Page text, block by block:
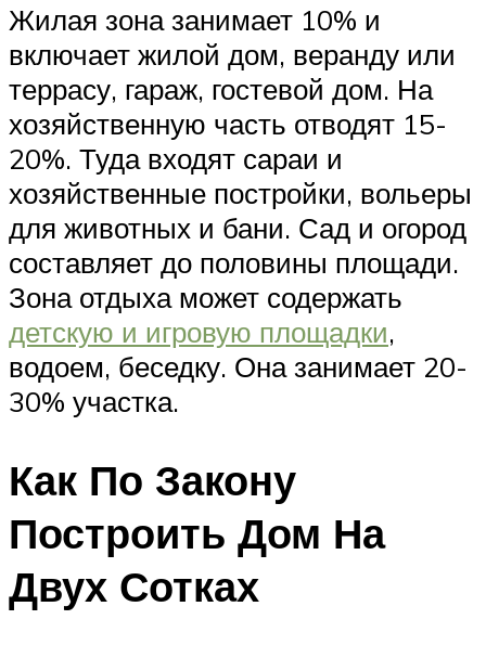
Жилая зона занимает 10% и
включает жилой дом, веранду или
террасу, гараж, гостевой дом. На
хозяйственную часть отводят 15-
20%. Туда входят сараи и
хозяйственные постройки, вольеры
для животных и бани. Сад и огород
составляет до половины площади.
Зона отдыха может содержать
детскую и игровую площадки,
водоем, беседку. Она занимает 20-
30% участка.
Как По Закону
Построить Дом На
Двух Сотках